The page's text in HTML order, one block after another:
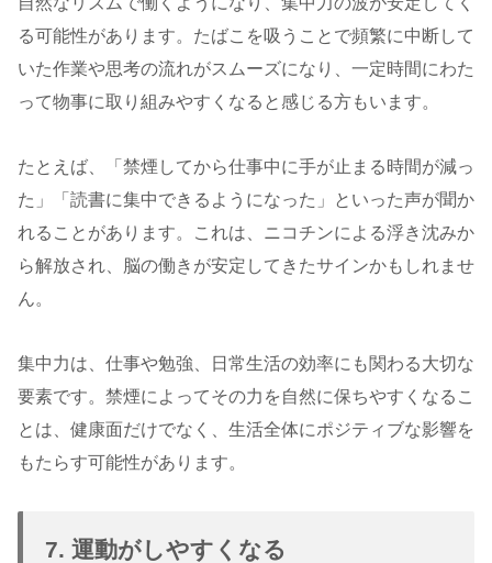
る可能性があります。たばこを吸うことで頻繁に中断して
いた作業や思考の流れがスムーズになり、一定時間にわた
って物事に取り組みやすくなると感じる方もいます。
たとえば、「禁煙してから仕事中に手が止まる時間が減っ
た」「読書に集中できるようになった」といった声が聞か
れることがあります。これは、ニコチンによる浮き沈みか
ら解放され、脳の働きが安定してきたサインかもしれませ
ん。
集中力は、仕事や勉強、日常生活の効率にも関わる大切な
要素です。禁煙によってその力を自然に保ちやすくなるこ
とは、健康面だけでなく、生活全体にポジティブな影響を
もたらす可能性があります。
7. 運動がしやすくなる